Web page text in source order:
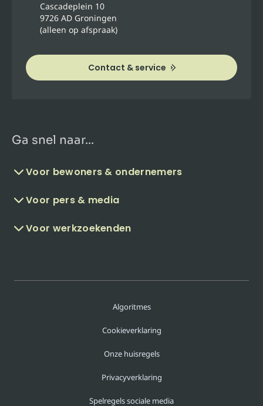
Cascadeplein 10
9726 AD Groningen
(alleen op afspraak)
Contact & service
Ga snel naar...
Voor bewoners & ondernemers
Voor pers & media
Voor werkzoekenden
Algoritmes
Cookieverklaring
Onze huisregels
Privacyverklaring
Spelregels sociale media